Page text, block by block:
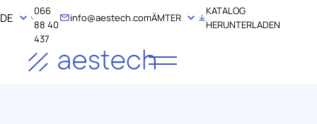
DE
066
88 40
437
info@aestech.comÄMTER
KATALOG
HERUNTERLADEN